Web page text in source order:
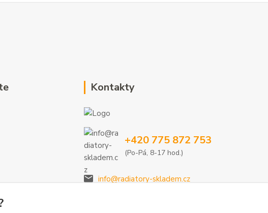
Kontakty
+420 775 872 753
(Po-Pá, 8-17 hod.)
info@radiatory-skladem.cz